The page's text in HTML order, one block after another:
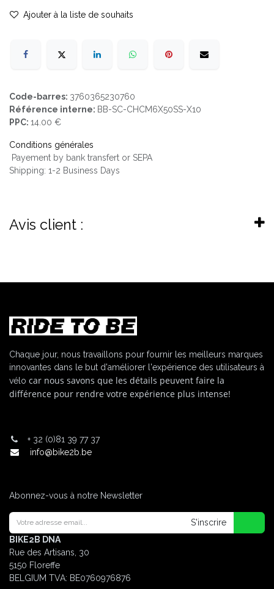
Ajouter à la liste de souhaits
Code-barres: 3760365230760
Référence interne: BB-SC-CHCM6X50SS-X10
PPC: 14.00 €
Conditions générales
Payement by bank transfert or SEPA
Shipping: 1-2 Business Days
Avis client :
Chaque jour, nous travaillons pour fournir les meilleurs marques
innovantes dans le but d'améliorer l'expérience des utilisateurs à
vélo car nous savons que les détails peuvent faire la
différence pour rendre votre expérience plus intense!
+ 32 (0)81 39 77 37
info@bike2b.be
Abonnez-vous à notre Newsletter
S'inscrire
BIKE2B DNA
Rue des Artisans, 30
5150 Floreffe
BELGIUM TVA: BE0760976876